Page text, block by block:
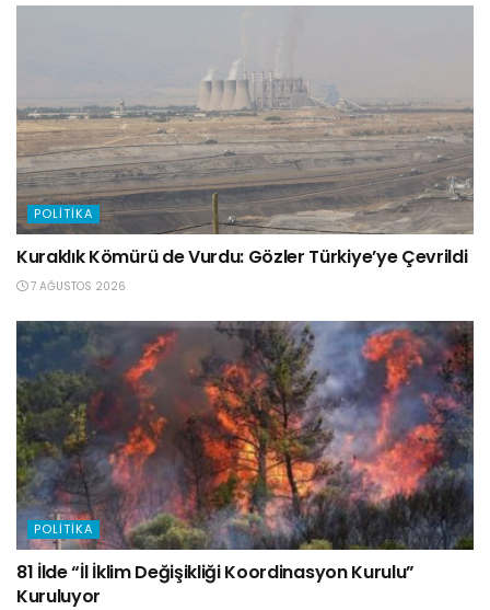
POLITIKA
Kuraklık Kömürü de Vurdu: Gözler Türkiye’ye Çevrildi
7 AĞUSTOS 2026
POLITIKA
81 İlde “İl İklim Değişikliği Koordinasyon Kurulu”
Kuruluyor